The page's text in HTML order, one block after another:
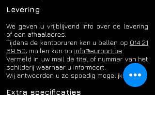
Levering
We geven u vrijblijvend info over de levering
of een afhaaladres.
Tijdens de kantooruren kan u bellen op 014 21
69 50, mailen kan op info@euroart.be
​Vermeld in uw mail de titel of nummer van het
schilderij waarnaar u informeert.
Wij antwoorden u zo spoedig mogelijk.
Extra specificaties